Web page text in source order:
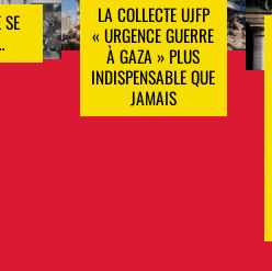
SE
LA COLLECTE UJFP
« URGENCE GUERRE
À GAZA » PLUS
INDISPENSABLE QUE
JAMAIS